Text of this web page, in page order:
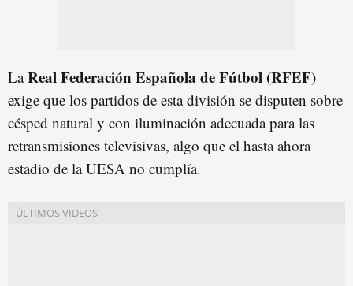
LaReal Federación Española de Fútbol (RFEF)
exige que los partidos de esta división se disputen sobre
césped natural y con iluminación adecuada para las
retransmisiones televisivas, algo que el hasta ahora
estadio de la UESA no cumplía.